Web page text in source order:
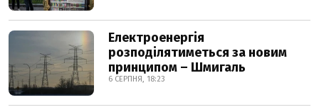
Електроенергія
розподілятиметься за новим
принципом – Шмигаль
6 СЕРПНЯ, 18:23